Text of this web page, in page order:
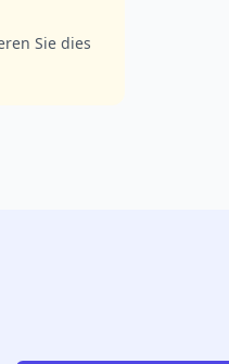
Sie dies